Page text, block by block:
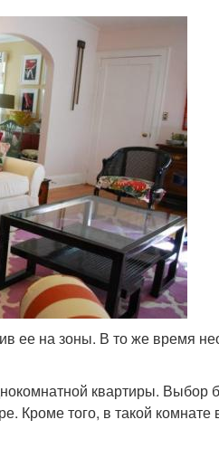
ее на зоны. В то же время
квартиры. Выбор
Кроме того, в такой комнате